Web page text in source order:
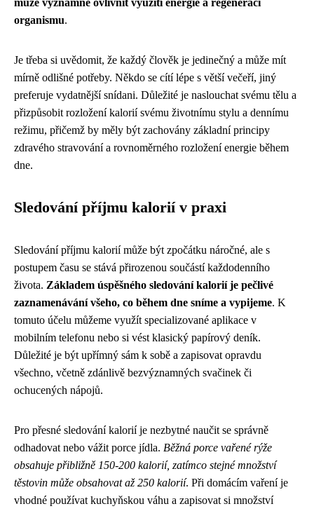
může významně ovlivnit využití energie a regeneraci
organismu.
Je třeba si uvědomit, že každý člověk je jedinečný a může mít
mírně odlišné potřeby. Někdo se cítí lépe s větší večeří, jiný
preferuje vydatnější snídani. Důležité je naslouchat svému tělu a
přizpůsobit rozložení kalorií svému životnímu stylu a dennímu
režimu, přičemž by měly být zachovány základní principy
zdravého stravování a rovnoměrného rozložení energie během
dne.
Sledování příjmu kalorií v praxi
Sledování příjmu kalorií může být zpočátku náročné, ale s
postupem času se stává přirozenou součástí každodenního
života. Základem úspěšného sledování kalorií je pečlivé
zaznamenávání všeho, co během dne sníme a vypijeme. K
tomuto účelu můžeme využít specializované aplikace v
mobilním telefonu nebo si vést klasický papírový deník.
Důležité je být upřímný sám k sobě a zapisovat opravdu
všechno, včetně zdánlivě bezvýznamných svačinek či
ochucených nápojů.
Pro přesné sledování kalorií je nezbytné naučit se správně
odhadovat nebo vážit porce jídla. Běžná porce vařené rýže
obsahuje přibližně 150-200 kalorií, zatímco stejné množství
těstovin může obsahovat až 250 kalorií. Při domácím vaření je
vhodné používat kuchyňskou váhu a zapisovat si množství